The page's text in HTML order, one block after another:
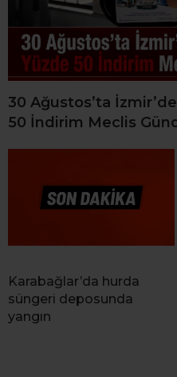
30 Ağustos’ta
50 İndirim Meclis
Karabağlar’da hurda
süngeri deposunda
yangın